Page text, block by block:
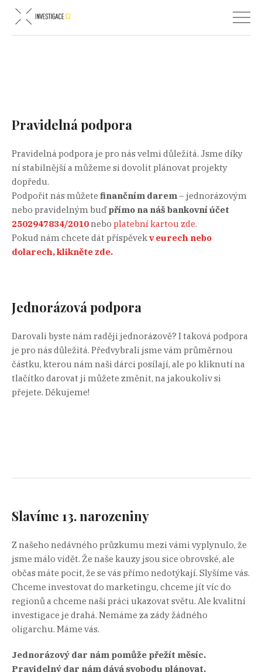
Pravidelná podpora
Pravidelná podpora je pro nás velmi důležitá. Jsme díky
ní stabilnější a můžeme si dovolit plánovat projekty
dopředu.
Podpořit nás můžete finančním darem– jednorázovým
nebo pravidelným buďpřímo na náš bankovní účet
2502947834/2010nebo platební kartou zde.
Pokud nám chcete dát příspěvekv eurech nebo
dolarech, klikněte zde.
Jednorázová podpora
Darovali byste nám raději jednorázově? I taková podpora
je pro nás důležitá. Předvybrali jsme vám průměrnou
částku, kterou nám naši dárci posílají, ale po kliknutí na
tlačítko darovat ji můžete změnit, na jakoukoliv si
přejete. Děkujeme!
Slavíme 13. narozeniny
Z našeho nedávného průzkumu mezi vámi vyplynulo, že
jsme málo vidět. Že naše kauzy jsou sice obrovské, ale
občas máte pocit, že se vás přímo nedotýkají. Slyšíme vás.
Chceme investovat do marketingu, chceme jít víc do
regionů a chceme naši práci ukazovat světu. Ale kvalitní
investigace je drahá. Nemáme za zády žádného
oligarchu. Máme vás.
Jednorázový dar nám pomůže přežít měsíc.
Pravidelný dar nám dává svobodu plánovat.